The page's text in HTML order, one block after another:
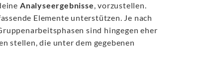
Analyseergebnisse, vorzustellen.
Elemente unterstützen. Je nach
sind hingegen eher
stellen, die unter dem gegebenen